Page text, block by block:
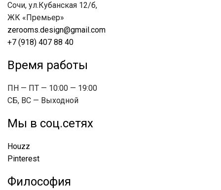
Сочи, ул.Кубанская 12/б,
ЖК «Премьер»
zerooms.design@gmail.com
+7 (918) 407 88 40
Время работы
ПН — ПТ — 10:00 — 19:00
СБ, ВС — Выходной
Мы в соц.сетях
Houzz
Pinterest
Философия